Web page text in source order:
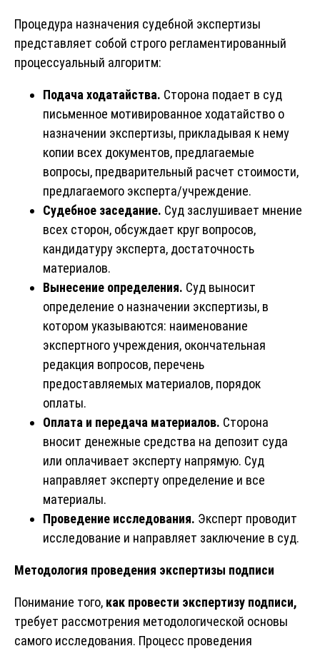
Процедура назначения судебной экспертизы
представляет собой строго регламентированный
процессуальный алгоритм:
Подача ходатайства. Сторона подает в суд
письменное мотивированное ходатайство о
назначении экспертизы, прикладывая к нему
копии всех документов, предлагаемые
вопросы, предварительный расчет стоимости,
предлагаемого эксперта/учреждение.
Судебное заседание. Суд заслушивает мнение
всех сторон, обсуждает круг вопросов,
кандидатуру эксперта, достаточность
материалов.
Вынесение определения. Суд выносит
определение о назначении экспертизы, в
котором указываются: наименование
экспертного учреждения, окончательная
редакция вопросов, перечень
предоставляемых материалов, порядок
оплаты.
Оплата и передача материалов. Сторона
вносит денежные средства на депозит суда
или оплачивает эксперту напрямую. Суд
направляет эксперту определение и все
материалы.
Проведение исследования. Эксперт проводит
исследование и направляет заключение в суд.
Методология проведения экспертизы подписи
Понимание того, как провести экспертизу подписи,
требует рассмотрения методологической основы
самого исследования. Процесс проведения